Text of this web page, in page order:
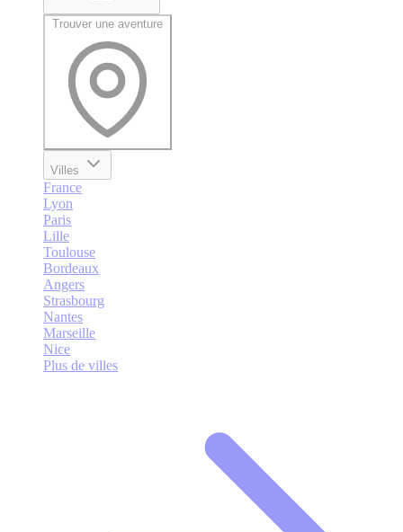
Trouver une aventure
Villes
France
Lyon
Paris
Lille
Toulouse
Bordeaux
Angers
Strasbourg
Nantes
Marseille
Nice
Plus de villes